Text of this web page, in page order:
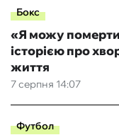
Бокс
7 серпня 14:07
«Я можу
історією про
життя
Футбол